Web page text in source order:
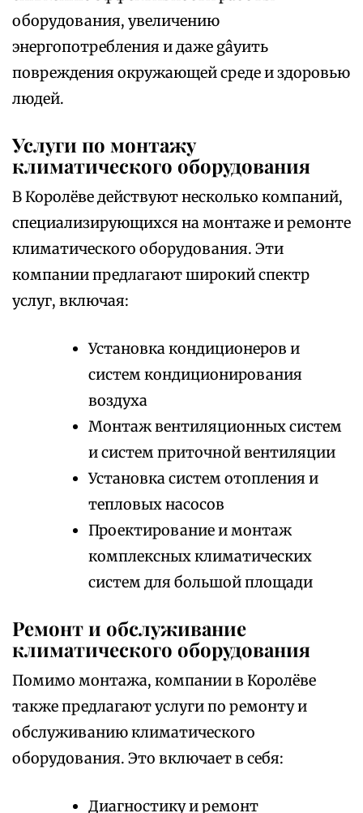
оборудования, увеличению
энергопотребления и даже gâyить
повреждения окружающей среде и здоровью
людей.
Услуги по монтажу
климатического оборудования
В Королёве действуют несколько компаний,
специализирующихся на монтаже и ремонте
климатического оборудования. Эти
компании предлагают широкий спектр
услуг, включая:
Установка кондиционеров и
систем кондиционирования
воздуха
Монтаж вентиляционных систем
и систем приточной вентиляции
Установка систем отопления и
тепловых насосов
Проектирование и монтаж
комплексных климатических
систем для большой площади
Ремонт и обслуживание
климатического оборудования
Помимо монтажа, компании в Королёве
также предлагают услуги по ремонту и
обслуживанию климатического
оборудования. Это включает в себя:
Диагностику и ремонт